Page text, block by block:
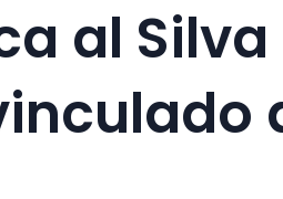
al Silva